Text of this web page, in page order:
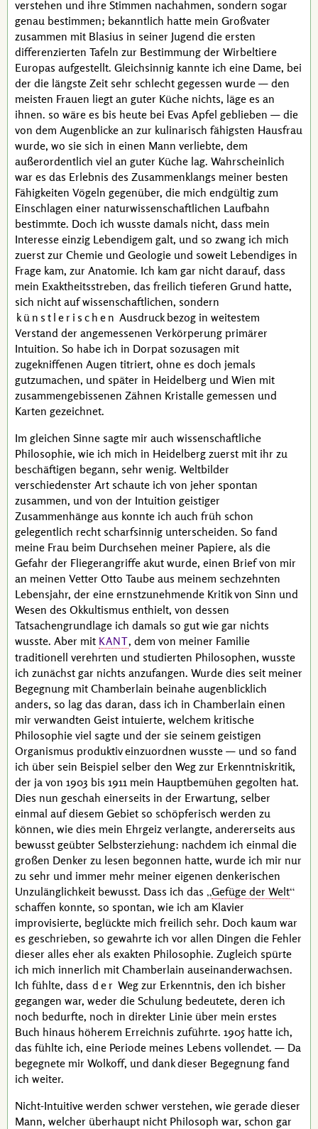
verstehen und ihre Stimmen nachahmen, sondern sogar
genau bestimmen; bekanntlich hatte mein Großvater
zusammen mit Blasius in seiner Jugend die ersten
differenzierten Tafeln zur Bestimmung der Wirbeltiere
Europas aufgestellt. Gleichsinnig kannte ich eine Dame, bei
der die längste Zeit sehr schlecht gegessen wurde — den
meisten Frauen liegt an guter Küche nichts, läge es an
ihnen. so wäre es bis heute bei Evas Apfel geblieben — die
von dem Augenblicke an zur kulinarisch fähigsten Hausfrau
wurde, wo sie sich in einen Mann verliebte, dem
außerordentlich viel an guter Küche lag. Wahrscheinlich
war es das Erlebnis des Zusammenklangs meiner besten
Fähigkeiten Vögeln gegenüber, die mich endgültig zum
Einschlagen einer naturwissenschaftlichen Laufbahn
bestimmte. Doch ich wusste damals nicht, dass mein
Interesse einzig Lebendigem galt, und so zwang ich mich
zuerst zur Chemie und Geologie und soweit Lebendiges in
Frage kam, zur Anatomie. Ich kam gar nicht darauf, dass
mein Exaktheitsstreben, das freilich tieferen Grund hatte,
sich nicht auf wissenschaftlichen, sondern
künstlerischen Ausdruck bezog in weitestem
Verstand der angemessenen Verkörperung primärer
Intuition. So habe ich in Dorpat sozusagen mit
zugekniffenen Augen titriert, ohne es doch jemals
gutzumachen, und später in Heidelberg und Wien mit
zusammengebissenen Zähnen Kristalle gemessen und
Karten gezeichnet.
Im gleichen Sinne sagte mir auch wissenschaftliche
Philosophie, wie ich mich in Heidelberg zuerst mit ihr zu
beschäftigen begann, sehr wenig. Weltbilder
verschiedenster Art schaute ich von jeher spontan
zusammen, und von der Intuition geistiger
Zusammenhänge aus konnte ich auch früh schon
gelegentlich recht scharfsinnig unterscheiden. So fand
meine Frau beim Durchsehen meiner Papiere, als die
Gefahr der Fliegerangriffe akut wurde, einen Brief von mir
an meinen Vetter Otto Taube aus meinem sechzehnten
Lebensjahr, der eine ernstzunehmende Kritik von Sinn und
Wesen des Okkultismus enthielt, von dessen
Tatsachengrundlage ich damals so gut wie gar nichts
wusste. Aber mit KANT, dem von meiner Familie
traditionell verehrten und studierten Philosophen, wusste
ich zunächst gar nichts anzufangen. Wurde dies seit meiner
Begegnung mit Chamberlain beinahe augenblicklich
anders, so lag das daran, dass ich in Chamberlain einen
mir verwandten Geist intuierte, welchem kritische
Philosophie viel sagte und der sie seinem geistigen
Organismus produktiv einzuordnen wusste — und so fand
ich über sein Beispiel selber den Weg zur Erkenntniskritik,
der ja von 1903 bis 1911 mein Hauptbemühen gegolten hat.
Dies nun geschah einerseits in der Erwartung, selber
einmal auf diesem Gebiet so schöpferisch werden zu
können, wie dies mein Ehrgeiz verlangte, andererseits aus
bewusst geübter Selbsterziehung: nachdem ich einmal die
großen Denker zu lesen begonnen hatte, wurde ich mir nur
zu sehr und immer mehr meiner eigenen denkerischen
Unzulänglichkeit bewusst. Dass ich das Gefüge der Welt
schaffen konnte, so spontan, wie ich am Klavier
improvisierte, beglückte mich freilich sehr. Doch kaum war
es geschrieben, so gewahrte ich vor allen Dingen die Fehler
dieser alles eher als exakten Philosophie. Zugleich spürte
ich mich innerlich mit Chamberlain auseinanderwachsen.
Ich fühlte, dass der Weg zur Erkenntnis, den ich bisher
gegangen war, weder die Schulung bedeutete, deren ich
noch bedurfte, noch in direkter Linie über mein erstes
Buch hinaus höherem Erreichnis zuführte. 1905 hatte ich,
das fühlte ich, eine Periode meines Lebens vollendet. — Da
begegnete mir Wolkoff, und dank dieser Begegnung fand
ich weiter.
Nicht-Intuitive werden schwer verstehen, wie gerade dieser
Mann, welcher überhaupt nicht Philosoph war, schon gar